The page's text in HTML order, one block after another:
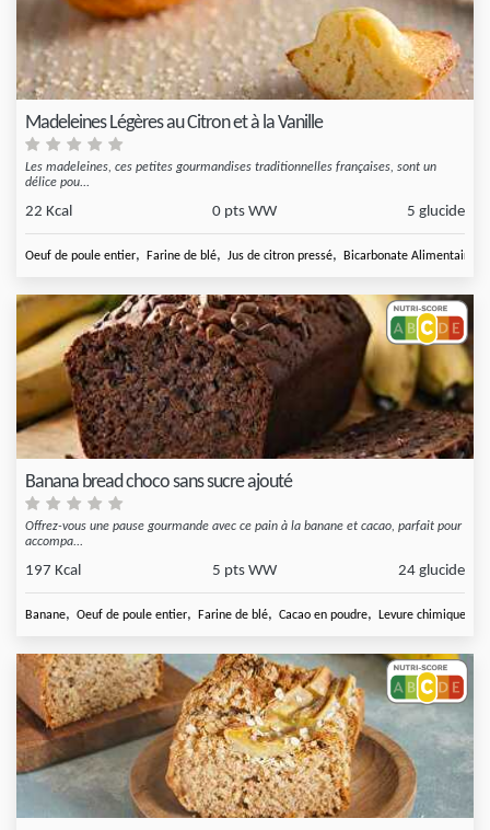
Madeleines Légères au Citron et à la Vanille
Les madeleines, ces petites gourmandises traditionnelles françaises, sont un
délice pou...
22 Kcal 0 pts WW 5 glucide
Oeuf de poule entier, Farine de blé, Jus de citron pressé, Bicarbonate Alimentaire
Banana bread choco sans sucre ajouté
Offrez-vous une pause gourmande avec ce pain à la banane et cacao, parfait pour
accompa...
197 Kcal 5 pts WW 24 glucide
Banane, Oeuf de poule entier, Farine de blé, Cacao en poudre, Levure chimique